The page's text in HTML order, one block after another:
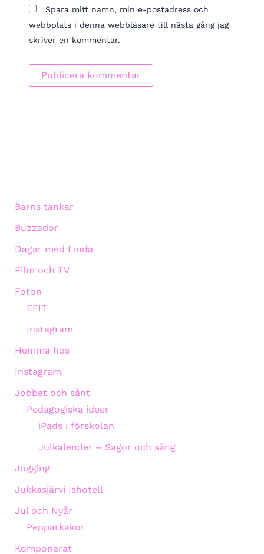
Spara mitt namn, min e-postadress och
webbplats i denna webbläsare till nästa gång jag
skriver en kommentar.
Barns tankar
Buzzador
Dagar med Linda
Film och TV
Foton
EFIT
Instagram
Hemma hos
Instagram
Jobbet och sånt
Pedagogiska ideer
iPads i förskolan
Julkalender – Sagor och sång
Jogging
Jukkasjärvi Ishotell
Jul och Nyår
Pepparkakor
Komponerat